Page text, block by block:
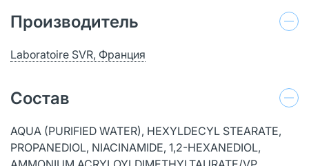
Производитель
Laboratoire SVR, Франция
Состав
AQUA (PURIFIED WATER), HEXYLDECYL STEARATE,
PROPANEDIOL, NIACINAMIDE, 1,2-HEXANEDIOL,